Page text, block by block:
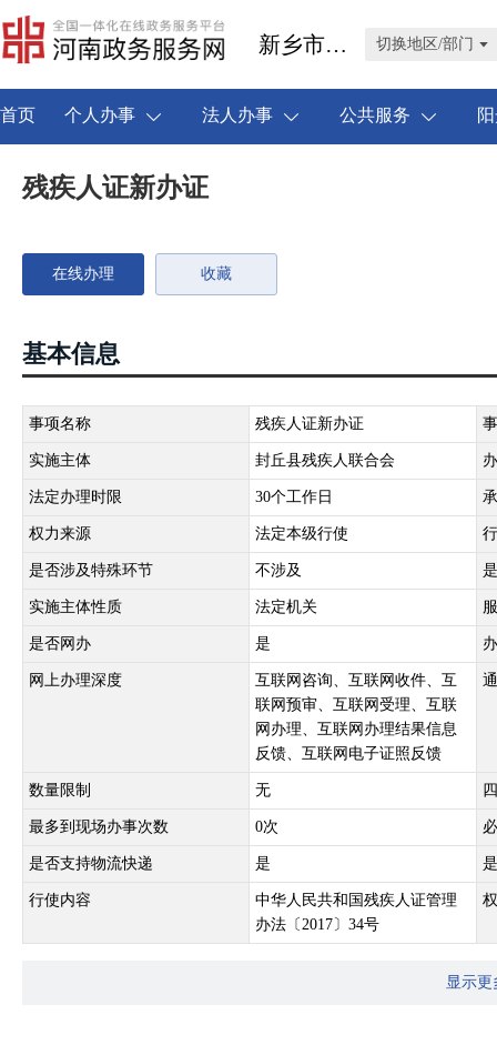
新乡市封丘县 切换地区/部门
首页 个人办事 法人办事 公共服务
残疾人证新办证
在线办理 收藏
基本信息
事项名称 残疾人证新办证
实施主体 封丘县残疾人联合会
法定办理时限 30个工作日
权力来源 法定本级行使
是否涉及特殊环节 不涉及
实施主体性质 法定机关
是否网办 是
网上办理深度
互联网咨询、互联网收件、互
联网预审、互联网受理、互联
网办理、互联网办理结果信息
反馈、互联网电子证照反馈
数量限制 无
最多到现场办事次数 0次
是否支持物流快递 是
行使内容
中华人民共和国残疾人证管理
办法〔2017〕34号
显示更